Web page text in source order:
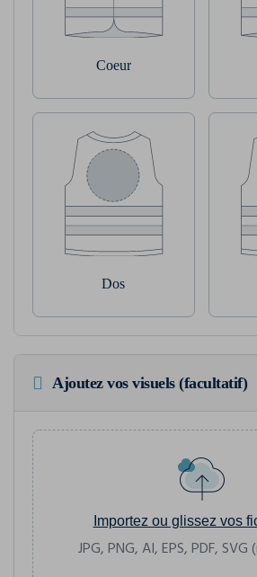
Coeur
Dos
Ajoutez vos visuels (facultatif)
Importez ou glissez vos
JPG, PNG, AI, EPS, PDF, SVG